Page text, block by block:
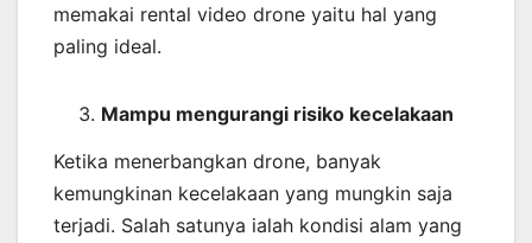
memakai rental video drone yaitu hal yang
paling ideal.
Mampu mengurangi risiko kecelakaan
Ketika menerbangkan drone, banyak
kemungkinan kecelakaan yang mungkin saja
terjadi. Salah satunya ialah kondisi alam yang